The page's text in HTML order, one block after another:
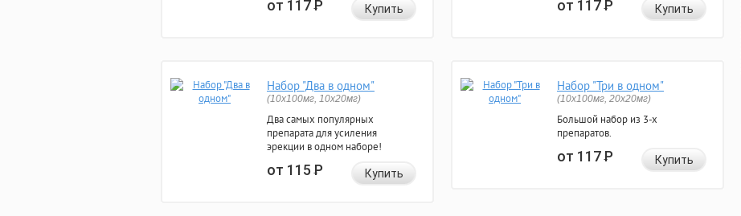
от 117Р Купить от 117Р Купить
Набор "Два в одном"
(10x100мг, 10x20мг)
Два самых популярных
препарата для усиления
эрекции в одном наборе!
от 115Р Купить
Набор "Три в одном"
(10x100мг, 20x20мг)
Большой набор из 3-х
препаратов.
от 117Р Купить